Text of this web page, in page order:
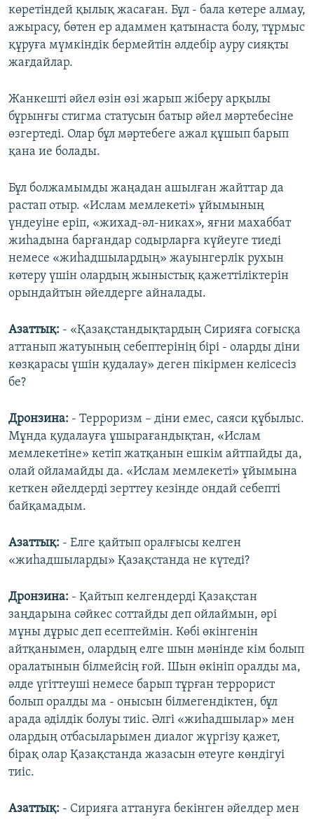
көретіндей қылық жасаған. Бұл - бала көтере алмау,
ажырасу, бөтен ер адаммен қатынаста болу, тұрмыс
құруға мүмкіндік бермейтін әлдебір ауру сияқты
жағдайлар.
Жанкешті әйел өзін өзі жарып жіберу арқылы
бұрынғы стигма статусын батыр әйел мәртебесіне
өзгертеді. Олар бұл мәртебеге ажал құшып барып
қана ие болады.
Бұл болжамымды жаңадан ашылған жайттар да
растап отыр. «Ислам мемлекеті» ұйымының
үндеуіне еріп, «жихад-әл-никах», яғни махаббат
жиһадына барғандар содырларға күйеуге тиеді
немесе «жиһадшылардың» жауынгерлік рухын
көтеру үшін олардың жыныстық қажеттіліктерін
орындайтын әйелдерге айналады.
Азаттық: - «Қазақстандықтардың Сирияға соғысқа
аттанып жатуының себептерінің бірі - оларды діни
көзқарасы үшін қудалау» деген пікірмен келісесіз
бе?
Дронзина: - Терроризм – діни емес, саяси құбылыс.
Мұнда қудалауға ұшырағандықтан, «Ислам
мемлекетіне» кетіп жатқанын ешкім айтпайды да,
олай ойламайды да. «Ислам мемлекеті» ұйымына
кеткен әйелдерді зерттеу кезінде ондай себепті
байқамадым.
Азаттық: - Елге қайтып оралғысы келген
«жиһадшыларды» Қазақстанда не күтеді?
Дронзина: - Қайтып келгендерді Қазақстан
заңдарына сәйкес соттайды деп ойлаймын, әрі
мұны дұрыс деп есептеймін. Көбі өкінгенін
айтқанымен, олардың елге шын мәнінде кім болып
оралатынын білмейсің ғой. Шын өкініп оралды ма,
әлде үгіттеуші немесе барып тұрған террорист
болып оралды ма - онысын білмегендіктен, бұл
арада әділдік болуы тиіс. Әлгі «жиһадшылар» мен
олардың отбасыларымен диалог жүргізу қажет,
бірақ олар Қазақстанда жазасын өтеуге көндігуі
тиіс.
Азаттық: - Сирияға аттануға бекінген әйелдер мен